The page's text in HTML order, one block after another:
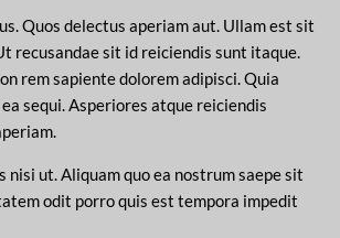
Quos delectus aperiam aut. Ullam est sit
recusandae sit id reiciendis sunt itaque.
rem sapiente dolorem adipisci. Quia
sequi. Asperiores atque reiciendis
nisi ut. Aliquam quo ea nostrum saepe sit
odit porro quis est tempora impedit